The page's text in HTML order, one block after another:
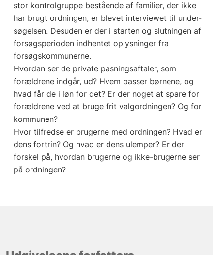
stor kontrolgruppe bestående af familier, der ikke
har brugt ordningen, er blevet interviewet til under-
søgelsen. Desuden er der i starten og slutningen af
forsøgsperioden indhentet oplysninger fra
forsøgskommunerne.
Hvordan ser de private pasningsaftaler, som
forældrene indgår, ud? Hvem passer børnene, og
hvad får de i løn for det? Er der noget at spare for
forældrene ved at bruge frit valgordningen? Og for
kommunen?
Hvor tilfredse er brugerne med ordningen? Hvad er
dens fortrin? Og hvad er dens ulemper? Er der
forskel på, hvordan brugerne og ikke-brugerne ser
på ordningen?